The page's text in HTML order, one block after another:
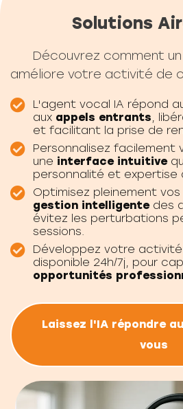
Solutions
Découvrez comment
améliore votre activité de
L'agent vocal IA répond
aux appels entrants,
et facilitant la prise de
Personnalisez facilement
une interface intuitive
personnalité et expertise
Optimisez pleinement
gestion intelligentedes
évitez les perturbations
sessions.
Développez votre
disponible 24h/7j, pour
opportunités
Laissez l'IA répondre
vous